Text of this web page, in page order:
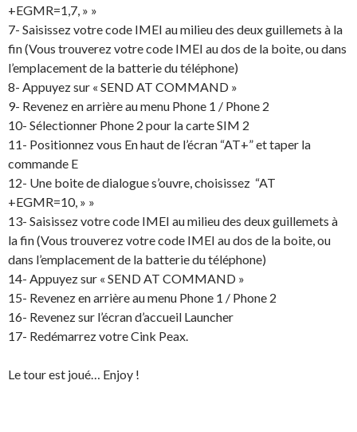
+EGMR=1,7, » »
7- Saisissez votre code IMEI au milieu des deux guillemets à la
fin (Vous trouverez votre code IMEI au dos de la boite, ou dans
l’emplacement de la batterie du téléphone)
8- Appuyez sur « SEND AT COMMAND »
9- Revenez en arrière au menu Phone 1 / Phone 2
10- Sélectionner Phone 2 pour la carte SIM 2
11- Positionnez vous En haut de l’écran “AT+” et taper la
commande E
12- Une boite de dialogue s’ouvre, choisissez “AT
+EGMR=10, » »
13- Saisissez votre code IMEI au milieu des deux guillemets à
la fin (Vous trouverez votre code IMEI au dos de la boite, ou
dans l’emplacement de la batterie du téléphone)
14- Appuyez sur « SEND AT COMMAND »
15- Revenez en arrière au menu Phone 1 / Phone 2
16- Revenez sur l’écran d’accueil Launcher
17- Redémarrez votre Cink Peax.
Le tour est joué… Enjoy !